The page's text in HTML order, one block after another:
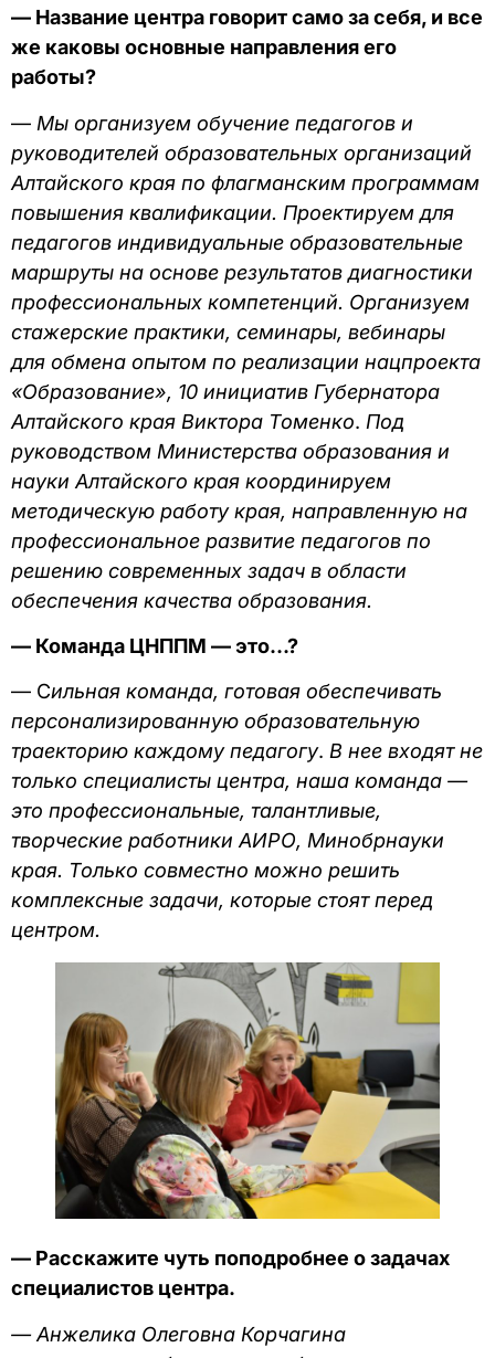
— Название центра говорит само за себя, и все
же каковы основные направления его
работы?
— Мы организуем обучение педагогов и
руководителей образовательных организаций
Алтайского края по флагманским программам
повышения квалификации. Проектируем для
педагогов индивидуальные образовательные
маршруты на основе результатов диагностики
профессиональных компетенций. Организуем
стажерские практики, семинары, вебинары
для обмена опытом по реализации нацпроекта
«Образование», 10 инициатив Губернатора
Алтайского края Виктора Томенко. Под
руководством Министерства образования и
науки Алтайского края координируем
методическую работу края, направленную на
профессиональное развитие педагогов по
решению современных задач в области
обеспечения качества образования.
— Команда ЦНППМ — это…?
— Сильная команда, готовая обеспечивать
персонализированную образовательную
траекторию каждому педагогу. В нее входят не
только специалисты центра, наша команда —
это профессиональные, талантливые,
творческие работники АИРО, Минобрнауки
края. Только совместно можно решить
комплексные задачи, которые стоят перед
центром.
— Расскажите чуть поподробнее о задачах
специалистов центра.
— Анжелика Олеговна Корчагина